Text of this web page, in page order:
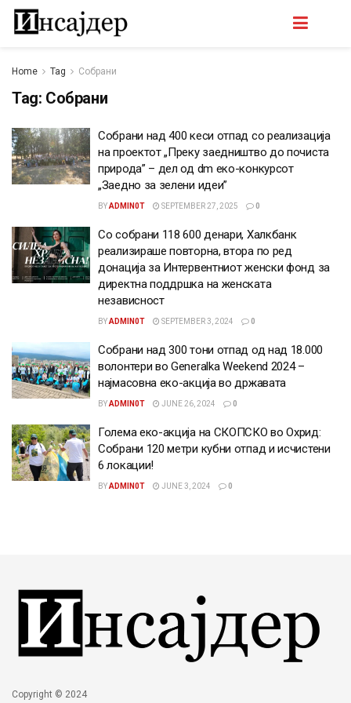
Home Tag Собрани
Tag: Собрани
Собрани над 400 кеси отпад со реализација
на проектот „Преку заедништво до почиста
природа” – дел од dm еко-конкурсот
„Заедно за зелени идеи”
BYADMIN0T SEPTEMBER 27, 2025 0
Со собрани 118 600 денари, Халкбанк
реализираше повторна, втора по ред
донација за Интервентниот женски фонд за
директна поддршка на женската
независност
BYADMIN0T SEPTEMBER 3, 2024 0
Собрани над 300 тони отпад од над 18.000
волонтери во Generalka Weekend 2024 –
најмасовна еко-акција во државата
BYADMIN0T JUNE 26, 2024 0
Голема еко-акција на СКОПСКО во Охрид:
Собрани 120 метри кубни отпад и исчистени
6 локации!
BYADMIN0T JUNE 3, 2024 0
Copyright © 2024